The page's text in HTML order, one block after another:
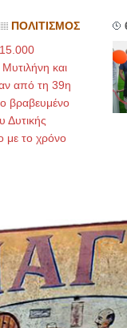
ΠΟΛΙΤΙΣΜΟΣ
και
από τη 39η
βραβευμένο
Δυτικής
με το χρόνο